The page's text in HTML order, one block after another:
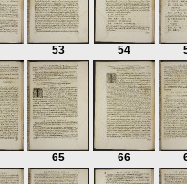
53 54
65 66